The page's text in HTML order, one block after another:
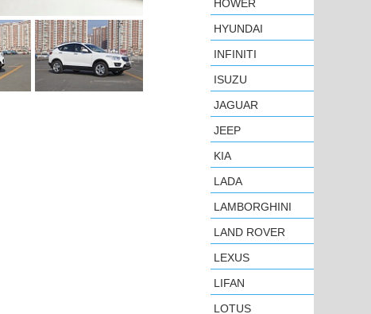
HOWER
HYUNDAI
INFINITI
ISUZU
JAGUAR
JEEP
KIA
LADA
LAMBORGHINI
LAND ROVER
LEXUS
LIFAN
LOTUS